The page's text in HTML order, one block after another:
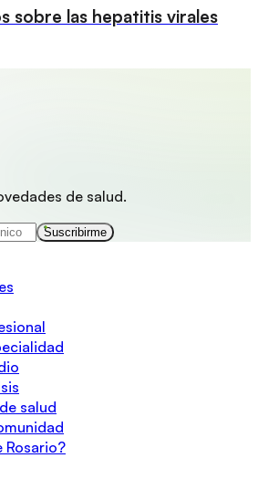
sobre las hepatitis virales
de salud.
Suscribirme
salud
Rosario?